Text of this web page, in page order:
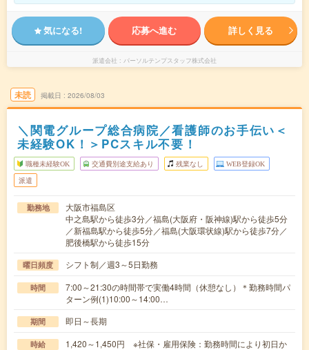
気になる! 応募へ進む 詳しく見る
派遣会社 パーソルテンプスタッフ株式会社
未読 掲載日 2026/08/03
＼関電グループ総合病院／看護師のお手伝い＜
未経験OK！＞PCスキル不要！
職種未経験OK 交通費別途支給あり 残業なし WEB登録OK
派遣
勤務地
大阪市福島区
中之島駅から徒歩3分／福島(大阪府・阪神線)駅から徒歩5分
／新福島駅から徒歩5分／福島(大阪環状線)駅から徒歩7分／
肥後橋駅から徒歩15分
曜日頻度 シフト制／週3～5日勤務
時間
7:00～21:30の時間帯で実働4時間（休憩なし）＊勤務時間パ
ターン例(1)10:00～14:00…
期間 即日～長期
時給
1,420～1,450円 ※社保・雇用保険：勤務時間により初日か